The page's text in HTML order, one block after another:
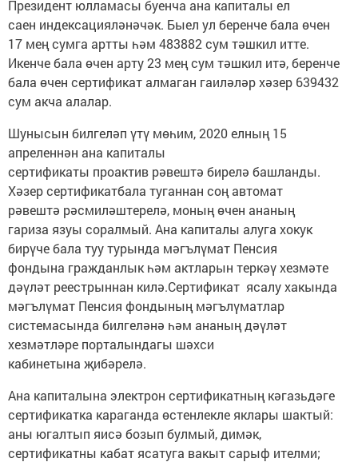
Президент юлламасы буенча ана капиталы ел
саен индексацияләнәчәк. Быел ул беренче бала өчен
17 мең сумга артты һәм 483882 сум тәшкил итте.
Икенче бала өчен арту 23 мең сум тәшкил итә, беренче
бала өчен сертификат алмаган гаиләләр хәзер 639432
сум акча алалар.
Шунысын билгеләп үтү мөһим, 2020 елның 15
апреленнән ана капиталы
сертификаты проактив рәвештә бирелә башланды.
Хәзер сертификатбала туганнан соң автомат
рәвештә рәсмиләштерелә, моның өчен ананың
гариза язуы соралмый. Ана капиталы алуга хокук
бирүче бала туу турында мәгълүмат Пенсия
фондына гражданлык һәм актларын теркәү хезмәте
дәүләт реестрыннан килә.Сертификат ясалу хакында
мәгълүмат Пенсия фондының мәгълүматлар
системасында билгеләнә һәм ананың дәүләт
хезмәтләре порталындагы шәхси
кабинетына җибәрелә.
Ана капиталына электрон сертификатның кәгазьдәге
сертификатка караганда өстенлекле яклары шактый:
аны югалтып яисә бозып булмый, димәк,
сертификатны кабат ясатуга вакыт сарыф ителми;